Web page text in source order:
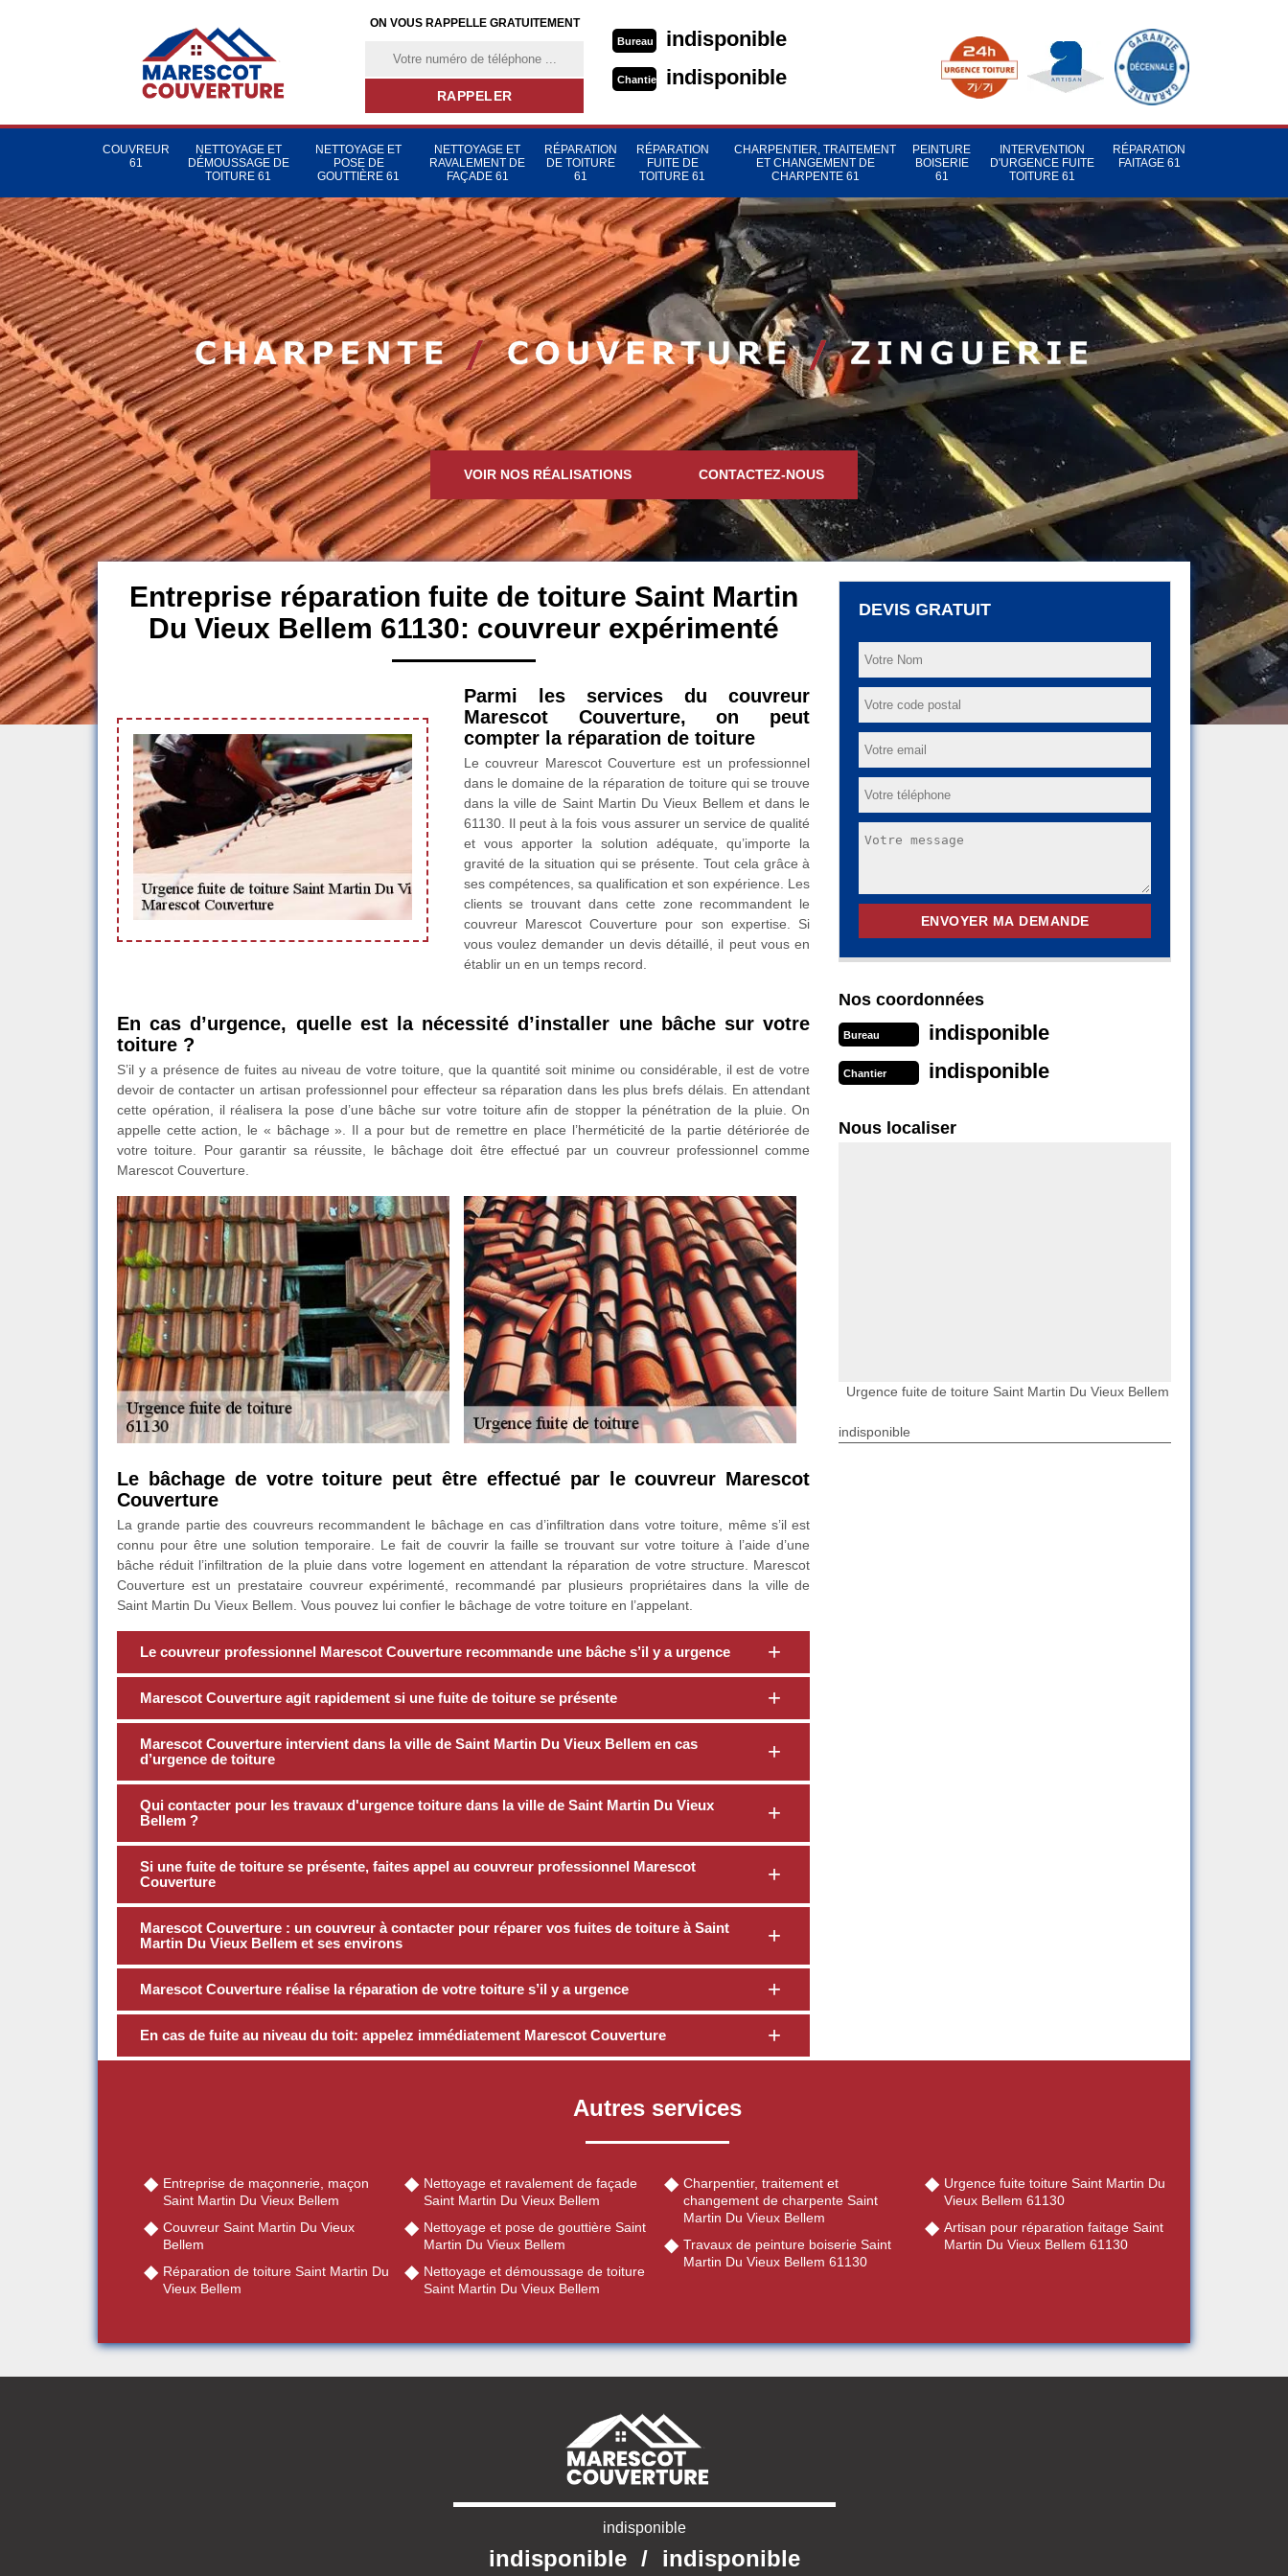
ON VOUS RAPPELLE GRATUITEMENT
Bureau indisponible
Chantier indisponible
COUVREUR
61
NETTOYAGE ET
DÉMOUSSAGE DE
TOITURE 61
NETTOYAGE ET
POSE DE
GOUTTIÈRE 61
NETTOYAGE ET
RAVALEMENT DE
FAÇADE 61
RÉPARATION
DE TOITURE
61
RÉPARATION
FUITE DE
TOITURE 61
CHARPENTIER, TRAITEMENT
ET CHANGEMENT DE
CHARPENTE 61
PEINTURE
BOISERIE
61
INTERVENTION
D'URGENCE FUITE
TOITURE 61
RÉPARATION
FAITAGE 61
VOIR NOS RÉALISATIONS CONTACTEZ-NOUS
Entreprise réparation fuite de toiture Saint Martin
Du Vieux Bellem 61130: couvreur expérimenté
Parmi les services du couvreur
Marescot Couverture, on peut
compter la réparation de toiture
Le couvreur Marescot Couverture est un professionnel
dans le domaine de la réparation de toiture qui se trouve
dans la ville de Saint Martin Du Vieux Bellem et dans le
61130. Il peut à la fois vous assurer un service de qualité
et vous apporter la solution adéquate, qu’importe la
gravité de la situation qui se présente. Tout cela grâce à
ses compétences, sa qualification et son expérience. Les
clients se trouvant dans cette zone recommandent le
couvreur Marescot Couverture pour son expertise. Si
vous voulez demander un devis détaillé, il peut vous en
établir un en un temps record.
En cas d’urgence, quelle est la nécessité d’installer une bâche sur votre
toiture ?
S’il y a présence de fuites au niveau de votre toiture, que la quantité soit minime ou considérable, il est de votre
devoir de contacter un artisan professionnel pour effecteur sa réparation dans les plus brefs délais. En attendant
cette opération, il réalisera la pose d’une bâche sur votre toiture afin de stopper la pénétration de la pluie. On
appelle cette action, le « bâchage ». Il a pour but de remettre en place l’herméticité de la partie détériorée de
votre toiture. Pour garantir sa réussite, le bâchage doit être effectué par un couvreur professionnel comme
Marescot Couverture.
Le bâchage de votre toiture peut être effectué par le couvreur Marescot
Couverture
La grande partie des couvreurs recommandent le bâchage en cas d’infiltration dans votre toiture, même s’il est
connu pour être une solution temporaire. Le fait de couvrir la faille se trouvant sur votre toiture à l’aide d’une
bâche réduit l’infiltration de la pluie dans votre logement en attendant la réparation de votre structure. Marescot
Couverture est un prestataire couvreur expérimenté, recommandé par plusieurs propriétaires dans la ville de
Saint Martin Du Vieux Bellem. Vous pouvez lui confier le bâchage de votre toiture en l’appelant.
Le couvreur professionnel Marescot Couverture recommande une bâche s’il y a urgence
Marescot Couverture agit rapidement si une fuite de toiture se présente
Marescot Couverture intervient dans la ville de Saint Martin Du Vieux Bellem en cas
d’urgence de toiture
Qui contacter pour les travaux d'urgence toiture dans la ville de Saint Martin Du Vieux
Bellem ?
Si une fuite de toiture se présente, faites appel au couvreur professionnel Marescot
Couverture
Marescot Couverture : un couvreur à contacter pour réparer vos fuites de toiture à Saint
Martin Du Vieux Bellem et ses environs
Marescot Couverture réalise la réparation de votre toiture s’il y a urgence
En cas de fuite au niveau du toit: appelez immédiatement Marescot Couverture
DEVIS GRATUIT
Nos coordonnées
Bureau indisponible
Chantier indisponible
Nous localiser
Urgence fuite de toiture Saint Martin Du Vieux Bellem
indisponible
Autres services
Entreprise de maçonnerie, maçon
Saint Martin Du Vieux Bellem
Couvreur Saint Martin Du Vieux
Bellem
Réparation de toiture Saint Martin Du
Vieux Bellem
Nettoyage et ravalement de façade
Saint Martin Du Vieux Bellem
Nettoyage et pose de gouttière Saint
Martin Du Vieux Bellem
Nettoyage et démoussage de toiture
Saint Martin Du Vieux Bellem
Charpentier, traitement et
changement de charpente Saint
Martin Du Vieux Bellem
Travaux de peinture boiserie Saint
Martin Du Vieux Bellem 61130
Urgence fuite toiture Saint Martin Du
Vieux Bellem 61130
Artisan pour réparation faitage Saint
Martin Du Vieux Bellem 61130
indisponible
indisponible / indisponible